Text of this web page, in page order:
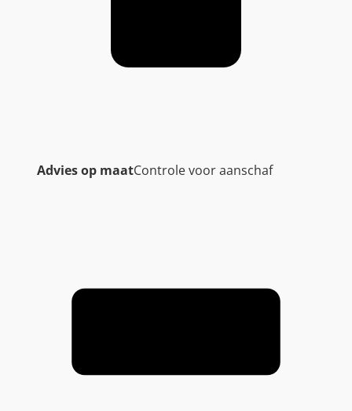
Advies op maatControle voor aanschaf